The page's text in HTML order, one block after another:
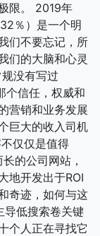
限。 2019年
％）是一个明
们不要忘记，所
们的大脑和心灵
没有写过
个信任，权威和
营销和业务发展
巨大的收入司机
仅仅是值得
的公司网站，
地开发出于ROI
奇迹，如何与这
导低搜索卷关键
个人正在寻找它